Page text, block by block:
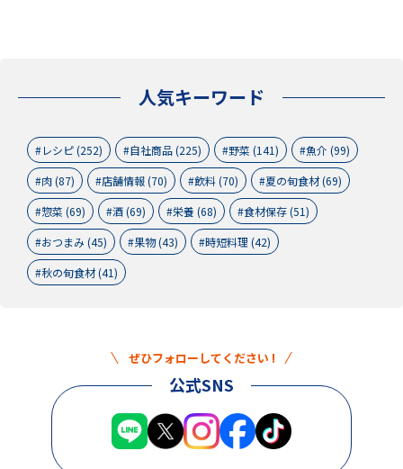
人気キーワード
レシピ (252) 自社商品 (225) 野菜 (141)
魚介 (99)
肉 (87)
店舗情報 (70) 飲料 (70)
夏の旬食材 (69)
惣菜 (69)
酒 (69) 栄養 (68)
食材保存 (51)
おつまみ (45)
果物 (43)
時短料理 (42)
秋の旬食材 (41)
ぜひフォローしてください !
公式SNS